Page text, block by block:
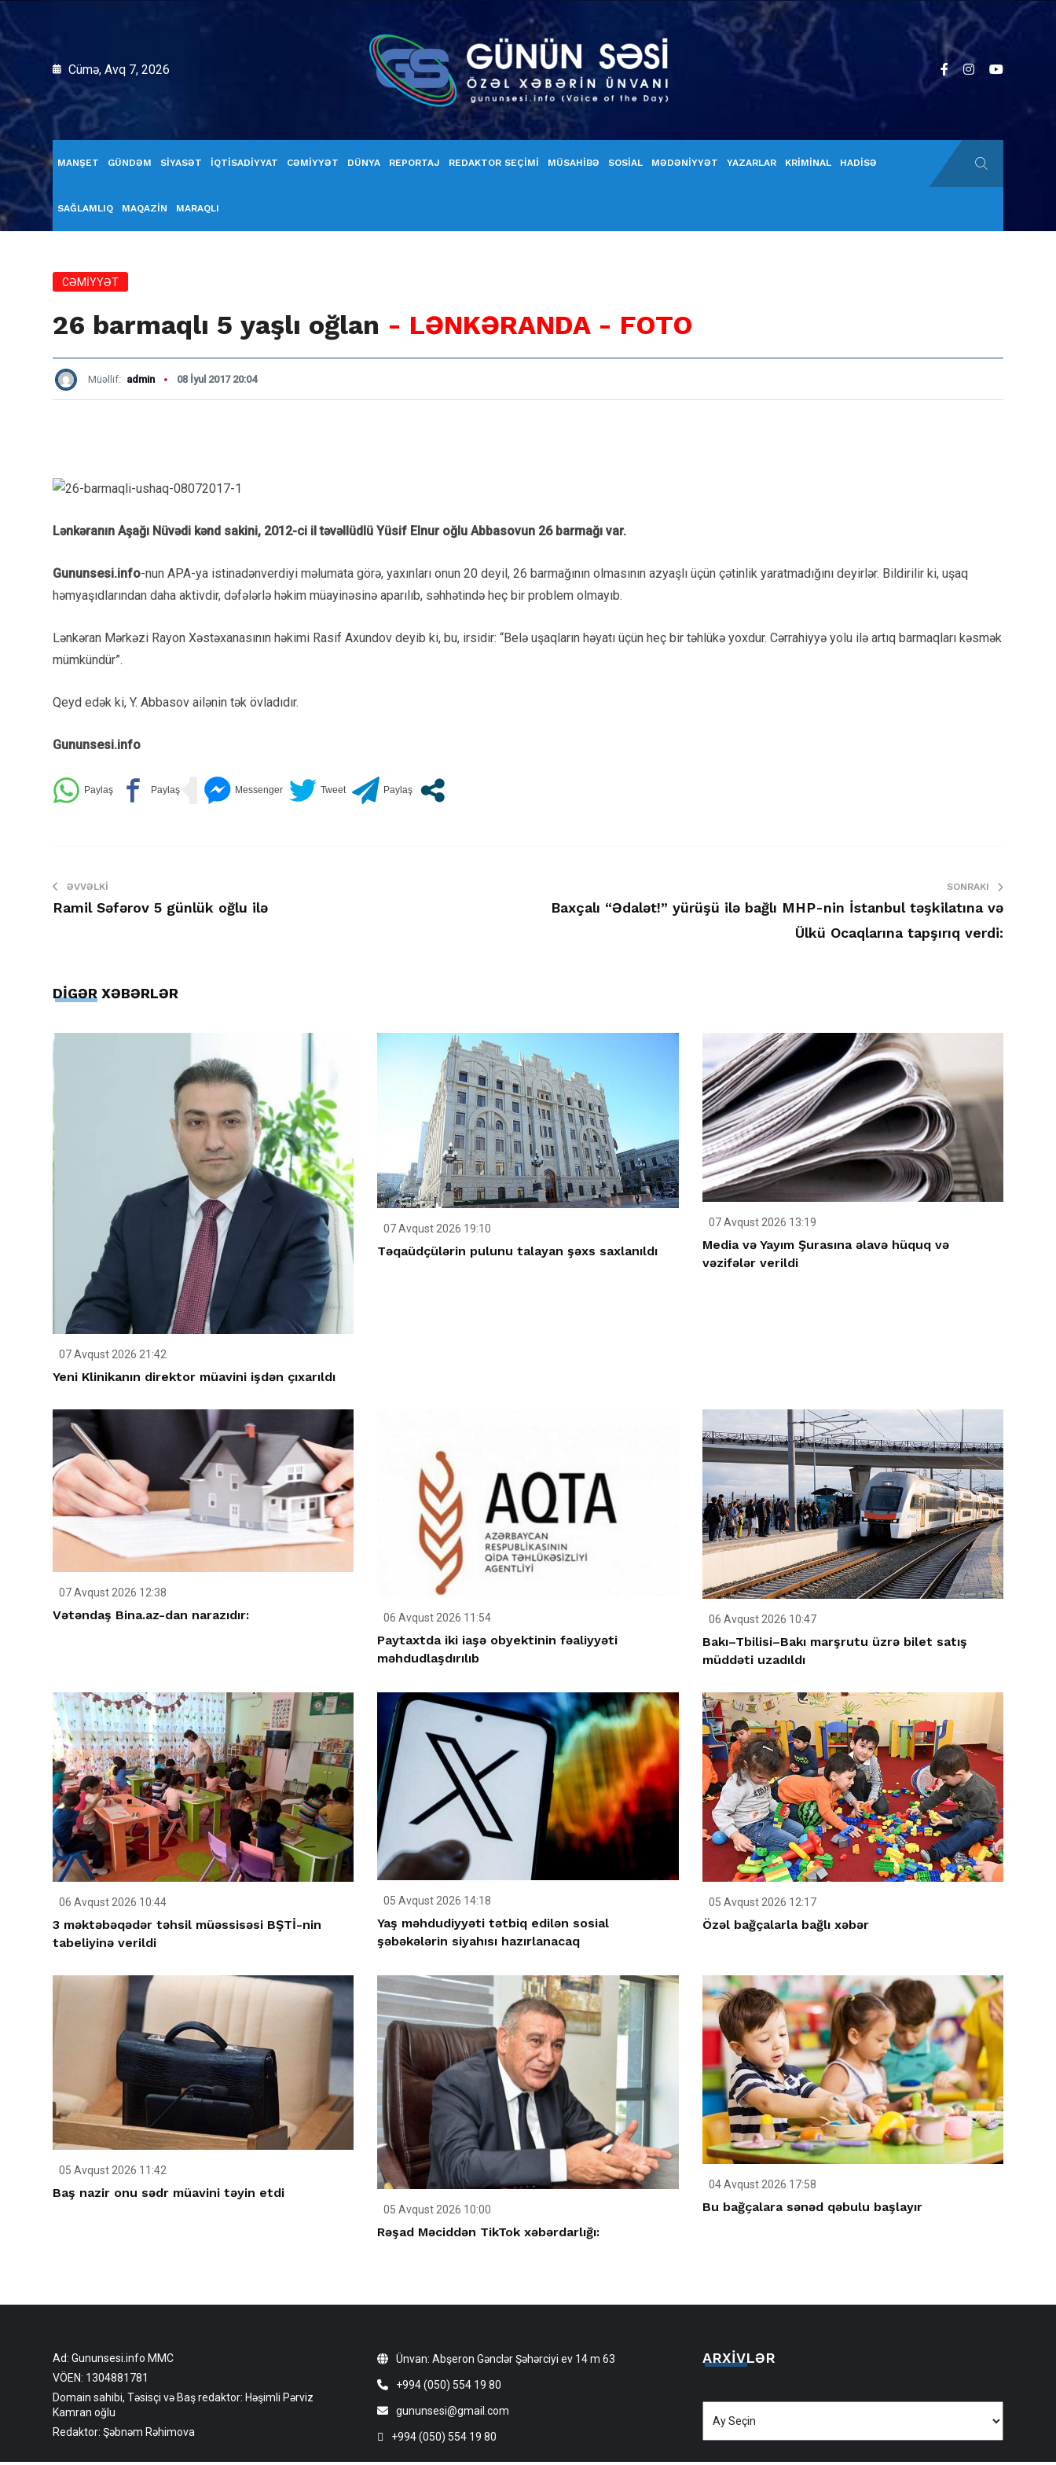
Cümə, Avq 7, 2026
MANŞET GÜNDƏM SİYASƏT İQTİSADİYYAT CƏMİYYƏT DÜNYA REPORTAJ REDAKTOR SEÇİMİ MÜSAHİBƏ SOSİAL MƏDƏNİYYƏT YAZARLAR KRİMİNAL HADİSƏ
SAĞLAMLIQ MAQAZİN MARAQLI
CƏMİYYƏT
26 barmaqlı 5 yaşlı oğlan - LƏNKƏRANDA - FOTO
Müəllif: admin 08 İyul 2017 20:04
Lənkəranın Aşağı Nüvədi kənd sakini, 2012-ci il təvəllüdlü Yüsif Elnur oğlu Abbasovun 26 barmağı var.
Gununsesi.info-nun APA-ya istinadənverdiyi məlumata görə, yaxınları onun 20 deyil, 26 barmağının olmasının azyaşlı üçün çətinlik yaratmadığını deyirlər. Bildirilir ki, uşaq
həmyaşıdlarından daha aktivdir, dəfələrlə həkim müayinəsinə aparılıb, səhhətində heç bir problem olmayıb.
Lənkəran Mərkəzi Rayon Xəstəxanasının həkimi Rasif Axundov deyib ki, bu, irsidir: “Belə uşaqların həyatı üçün heç bir təhlükə yoxdur. Cərrahiyyə yolu ilə artıq barmaqları kəsmək
mümkündür”.
Qeyd edək ki, Y. Abbasov ailənin tək övladıdır.
Gununsesi.info
ƏVVƏLKI
Ramil Səfərov 5 günlük oğlu ilə
SONRAKI
Baxçalı “Ədalət!” yürüşü ilə bağlı MHP-nin İstanbul təşkilatına və
Ülkü Ocaqlarına tapşırıq verdi:
DİGƏR XƏBƏRLƏR
07 Avqust 2026 21:42
Yeni Klinikanın direktor müavini işdən çıxarıldı
07 Avqust 2026 19:10
Təqaüdçülərin pulunu talayan şəxs saxlanıldı
07 Avqust 2026 13:19
Media və Yayım Şurasına əlavə hüquq və
vəzifələr verildi
07 Avqust 2026 12:38
Vətəndaş Bina.az-dan narazıdır: 06 Avqust 2026 11:54
Paytaxtda iki iaşə obyektinin fəaliyyəti
məhdudlaşdırılıb
06 Avqust 2026 10:47
Bakı–Tbilisi–Bakı marşrutu üzrə bilet satış
müddəti uzadıldı
06 Avqust 2026 10:44
3 məktəbəqədər təhsil müəssisəsi BŞTİ-nin
tabeliyinə verildi
05 Avqust 2026 14:18
Yaş məhdudiyyəti tətbiq edilən sosial
şəbəkələrin siyahısı hazırlanacaq
05 Avqust 2026 12:17
Özəl bağçalarla bağlı xəbər
05 Avqust 2026 11:42
Baş nazir onu sədr müavini təyin etdi
05 Avqust 2026 10:00
Rəşad Məciddən TikTok xəbərdarlığı:
04 Avqust 2026 17:58
Bu bağçalara sənəd qəbulu başlayır
Ad: Gununsesi.info MMC
VÖEN: 1304881781
Domain sahibi, Təsisçi və Baş redaktor: Həşimli Pərviz
Kamran oğlu
Redaktor: Şəbnəm Rəhimova
Ünvan: Abşeron Gənclər Şəhərciyi ev 14 m 63
+994 (050) 554 19 80
gununsesi@gmail.com
+994 (050) 554 19 80
ARXIVLƏR
Arxivlər